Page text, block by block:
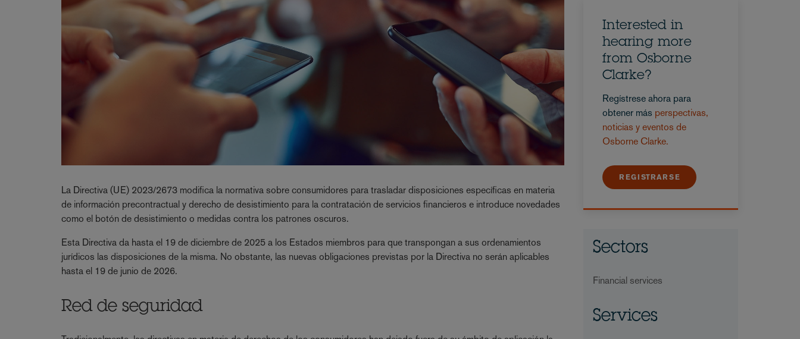
La Directiva (UE) 2023/2673 modifica la normativa sobre consumidores para trasladar disposiciones específicas en materia
de información precontractual y derecho de desistimiento para la contratación de servicios financieros e introduce novedades
como el botón de desistimiento o medidas contra los patrones oscuros.
Esta Directiva da hasta el 19 de diciembre de 2025 a los Estados miembros para que transpongan a sus ordenamientos
jurídicos las disposiciones de la misma. No obstante, las nuevas obligaciones previstas por la Directiva no serán aplicables
hasta el 19 de junio de 2026.
Red de seguridad
Interested in
hearing more
from Osborne
Clarke?
Regístrese ahora para
obtener más perspectivas,
noticias y eventos de
Osborne Clarke.
REGISTRARSE
Sectors
Financial services
Services